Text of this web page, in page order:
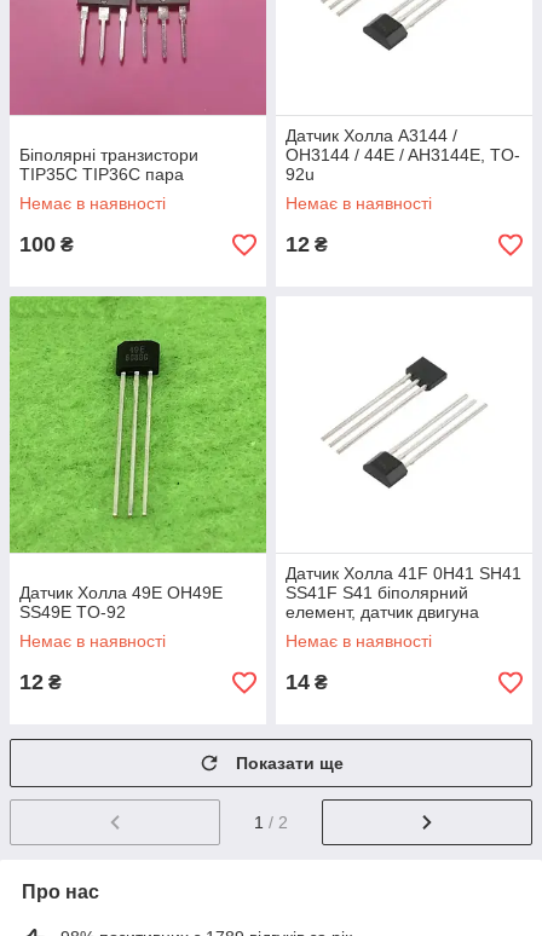
Біполярні транзистори
TIP35C TIP36C пара
Немає в наявності
100 ₴
Датчик Холла A3144 /
OH3144 / 44E / AH3144E, TO-
92u
Немає в наявності
12 ₴
Датчик Холла 49E OH49E
SS49E TO-92
Немає в наявності
12 ₴
Датчик Холла 41F 0H41 SH41
SS41F S41 біполярний
елемент, датчик двигуна
Немає в наявності
14 ₴
Показати ще
1 / 2
Про нас